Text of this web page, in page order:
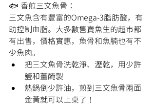
🐟 香煎三文魚骨：
三文魚含有豐富的Omega-3脂肪酸，有
助控制血脂。大多數售賣魚生的超市都
有出售，價格實惠，魚骨和魚腩也有不
少魚肉。
把三文魚骨洗乾淨、瀝乾，用少許
鹽和薑醃製
熱鍋倒少許油，煎到三文魚骨兩面
金黃就可以上桌了！